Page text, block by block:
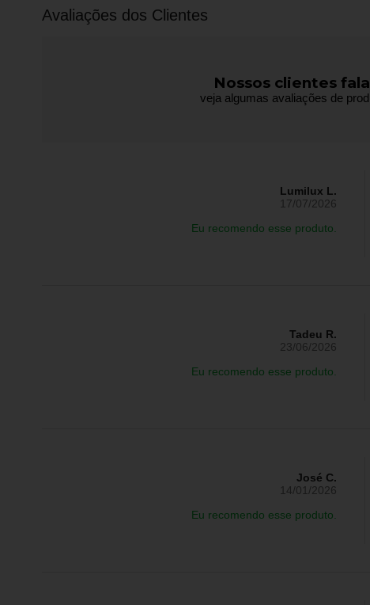
Avaliações dos Clientes
Nossos clientes
veja algumas avaliações de
Lumilux L.
17/07/2026
Eu recomendo esse produto.
Tadeu R.
23/06/2026
Eu recomendo esse produto.
José C.
14/01/2026
Eu recomendo esse produto.